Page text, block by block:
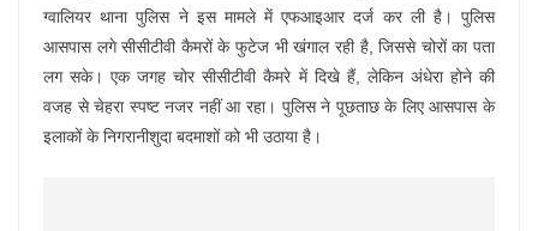
ग्वालियर थाना पुलिस ने इस मामले में एफआइआर दर्ज कर ली है। पुलिस
आसपास लगे सीसीटीवी कैमरों के फुटेज भी खंगाल रही है, जिससे चोरों का पता
लग सके। एक जगह चोर सीसीटीवी कैमरे में दिखे हैं, लेकिन अंधेरा होने की
वजह से चेहरा स्पष्ट नजर नहीं आ रहा। पुलिस ने पूछताछ के लिए आसपास के
इलाकों के निगरानीशुदा बदमाशों को भी उठाया है।